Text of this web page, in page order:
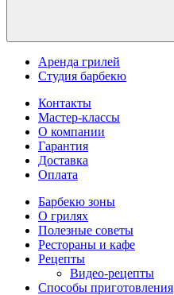
Аренда грилей
Студия барбекю
Контакты
Мастер-классы
О компании
Гарантия
Доставка
Оплата
Барбекю зоны
О грилях
Полезные советы
Рестораны и кафе
Рецепты
Видео-рецепты
Способы приготовления